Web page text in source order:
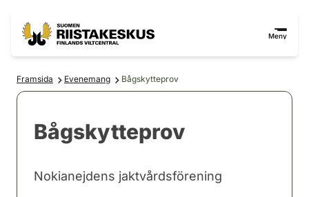
Meny
Framsida Evenemang Bågskytteprov
Bågskytteprov
Nokianejdens jaktvårdsförening